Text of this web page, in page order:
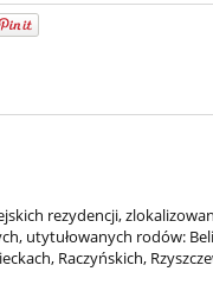
rezydencji,
utytułowanych rodów:
Raczyńskich,